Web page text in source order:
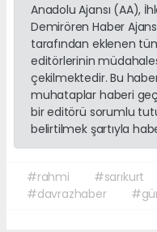
Anadolu Ajansı (AA),
Demirören Haber
tarafından eklenen
editörlerinin
çekilmektedir. Bu
muhataplar haberi
bir editörü sorumlu
belirtilmek şartıyla
#rahmi #sarıkurt
#davrazhaber